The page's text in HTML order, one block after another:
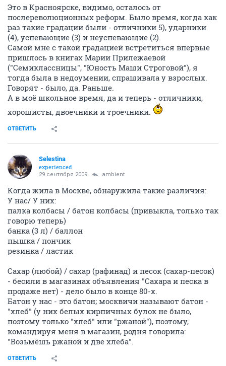
Это в Красноярске, видимо, осталось от
послереволюционных реформ. Было время, когда как
раз такие градации были - отличники 5), ударники
(4), успевающие (3) и неуспевающие (2).
Самой мне с такой градацией встретиться впервые
пришлось в книгах Марии Прилежаевой
("Семиклассницы", "Юность Маши Строговой"), я
тогда была в недоумении, спрашивала у взрослых.
Говорят - было, да. Раньше.
А в моё школьное время, да и теперь - отличники,
хорошисты, двоечники и троечники.
ОТВЕТИТЬ
Selestina
experienced
29 сентября 2009 ambient
Когда жила в Москве, обнаружила такие различия:
У нас/ У них:
палка колбасы / батон колбасы (привыкла, только так
говорю теперь)
банка (3 л) / баллон
пышка / пончик
резинка / ластик
Сахар (любой) / сахар (рафинад) и песок (сахар-песок)
- бесили в магазинах объявления "Сахара и песка в
продаже нет) - дело было в конце 80-х.
Батон у нас - это батон; москвичи называют батон -
"хлеб" (у них белых кирпичных булок не было,
поэтому только "хлеб" или "ржаной"), поэтому,
командируя меня в магазин, родня говорила:
"Возьмёшь ржаной и две хлеба".
ОТВЕТИТЬ